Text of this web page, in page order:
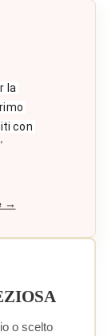
la
con
→
o scelto